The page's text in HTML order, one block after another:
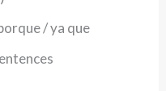
/ ya que